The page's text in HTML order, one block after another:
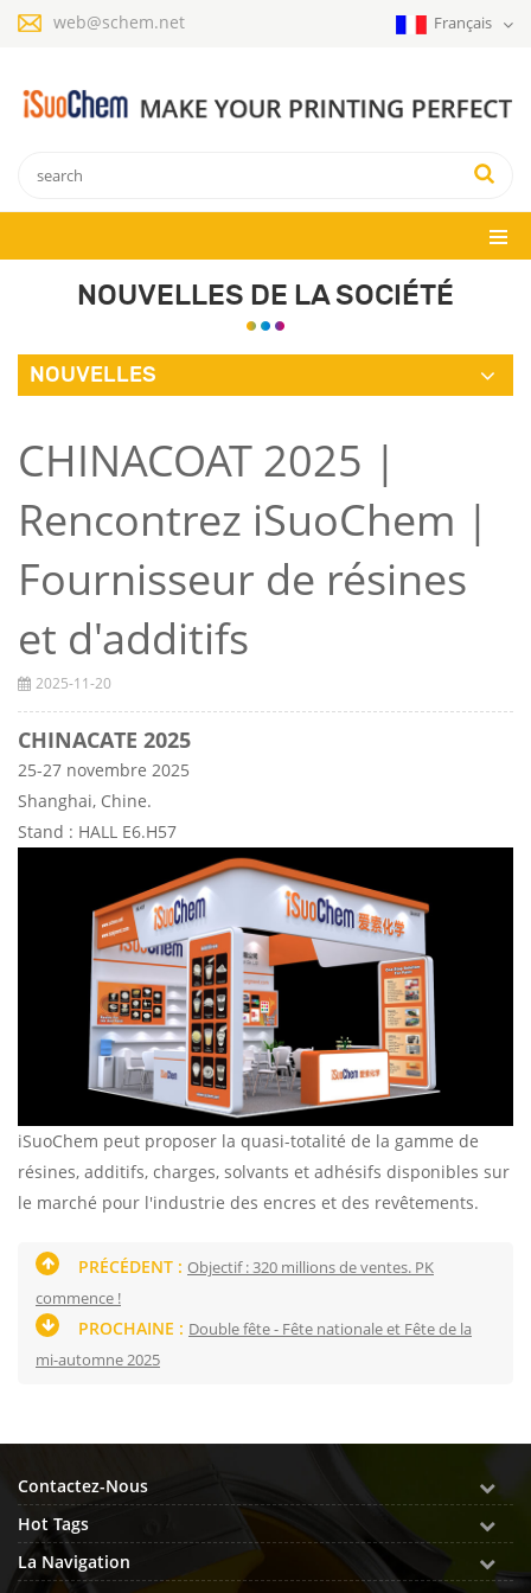
web@schem.net Français
NOUVELLES DE LA SOCIÉTÉ
NOUVELLES
CHINACOAT 2025 |
Rencontrez iSuoChem |
Fournisseur de résines
et d'additifs
2025-11-20
CHINACATE 2025
25-27 novembre 2025
Shanghai, Chine.
Stand : HALL E6.H57
iSuoChem peut proposer la quasi-totalité de la gamme de
résines, additifs, charges, solvants et adhésifs disponibles sur
le marché pour l'industrie des encres et des revêtements.
PRÉCÉDENT : Objectif : 320 millions de ventes. PK
commence !
PROCHAINE : Double fête - Fête nationale et Fête de la
mi-automne 2025
Contactez-Nous
Hot Tags
La Navigation